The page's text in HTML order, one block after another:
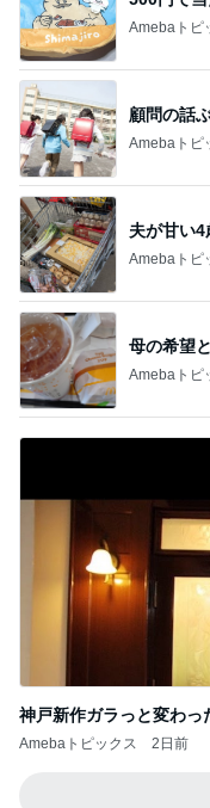
Amebaトピ
顧問の話
Amebaトピ
夫が甘い4
Amebaトピ
母の希望
Amebaトピ
神戸新作ガラっと変わっ
Amebaトピックス 2日前